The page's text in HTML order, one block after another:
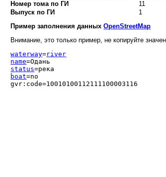
Номер тома по ГИ
11
Выпуск по ГИ
1
Пример заполнения данныхOpenStreetMap
Внимание, это только пример, не копируйте
waterway=river
name=Одань
status=река
boat=no
gvr:code=10010100112111100003116